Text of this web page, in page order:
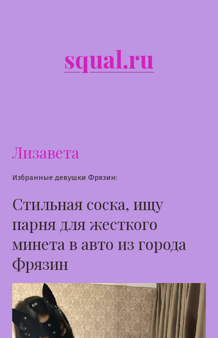
squal.ru
Лизавета
Избранные девушки Фрязин:
Стильная соска, ищу
парня для жесткого
минета в авто из города
Фрязин